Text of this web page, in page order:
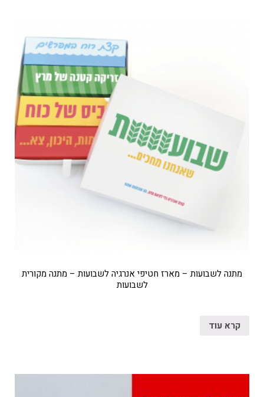
מתנה לשבועות – מארז חטיפי אנרגיה לשבועות – מתנה מקורית
לשבועות
קרא עוד